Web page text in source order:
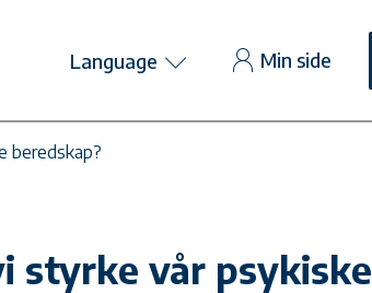
Language Min side
beredskap?
styrke vår psykiske